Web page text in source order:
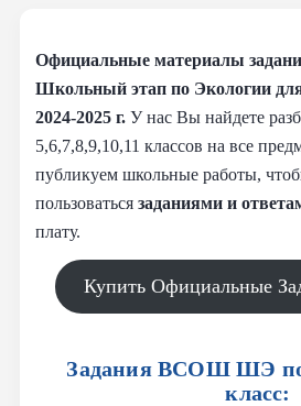
Официальные материалы
Школьный этап по Экологии
2024-2025 г. У нас Вы найдете
5,6,7,8,9,10,11 классов на все
публикуем школьные работы,
пользоваться заданиями и
плату.
Купить Официальные
Задания ВСОШ ШЭ по
класс: